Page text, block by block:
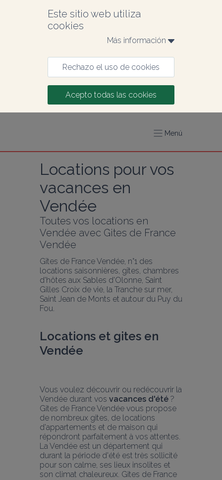
Este sitio web utiliza
cookies
Más información
Rechazo el uso de cookies
Acepto todas las cookies
Menú
Locations pour vos
vacances en
Vendée
Toutes vos locations en
Vendée avec Gites de France
Vendée
Gîtes de France Vendée, n°1 des
locations saisonnières, gîtes, chambres
d'hôtes aux Sables d'Olonne, Saint
Gilles Croix de vie, la Tranche sur mer,
Saint Jean de Monts et autour du Puy du
Fou.
Locations et gites en
Vendée
Vous voulez découvrir ou redécouvrir la
Vendée durant vos vacances d'été ?
Gites de France Vendée vous propose
de nombreux gites, de locations
d'appartements et de maison qui
répondront parfaitement à vos attentes.
La Vendée est un département qui
durant la période d'été est très sollicité
pour son calme, ses lieux insolites et
son climat chaleureux. Gites de France